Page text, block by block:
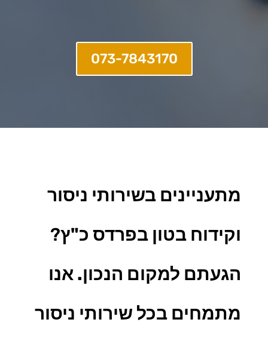
073-7843170
מתעניינים בשירותי ניסור
וקידוח בטון בפרדס כ"ץ?
הגעתם למקום הנכון. אנו
מתמחים בכל שירותי ניסור